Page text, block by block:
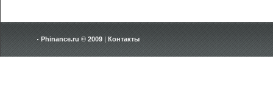
Phinance.ru © 2009 | Контакты